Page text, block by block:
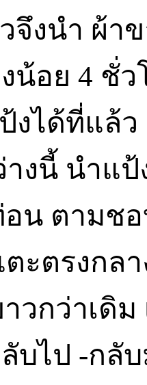
จึงนำ ผ้า
น้อย 4 ชั่
งได้ที่แล้
างนี้ นำแ
น ตามช
ะตรงกล
วกว่าเดิ
บไป -กลั